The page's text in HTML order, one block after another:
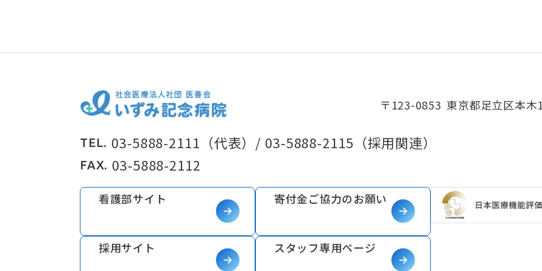
〒123-0853 東京都足立区本
TEL. 03-5888-2111 （代表） / 03-5888-2115 （採用関連）
FAX. 03-5888-2112
看護部サイト 寄付金ご協力のお願い
採用サイト スタッフ専用ページ